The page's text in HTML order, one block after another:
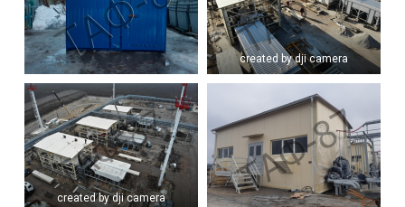
created by dji camera
created by dji camera